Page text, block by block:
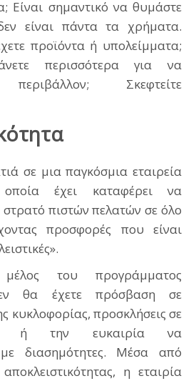
Είναι σημαντικό να θυμάστε
είναι πάντα τα χρήματα.
προϊόντα ή υπολείμματα;
περισσότερα για να
περιβάλλον; Σκεφτείτε
σε μια παγκόσμια εταιρεία
έχει καταφέρει να
στρατό πιστών πελατών σε όλο
προσφορές που είναι
του προγράμματος
θα έχετε πρόσβαση σε
κυκλοφορίας, προσκλήσεις σε
ή την ευκαιρία να
με διασημότητες. Μέσα από
η εταιρία